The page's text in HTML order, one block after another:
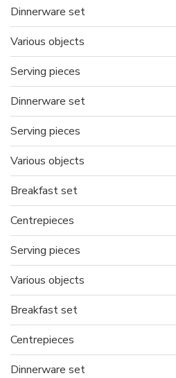
Dinnerware set
Various objects
Serving pieces
Dinnerware set
Serving pieces
Various objects
Breakfast set
Centrepieces
Serving pieces
Various objects
Breakfast set
Centrepieces
Dinnerware set